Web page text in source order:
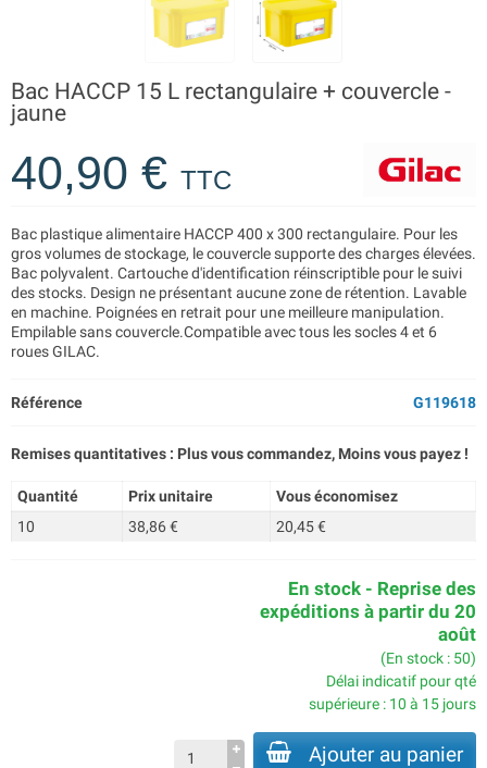
Bac HACCP 15 L rectangulaire + couvercle -
jaune
40,90 € TTC
Bac plastique alimentaire HACCP 400 x 300 rectangulaire. Pour les
gros volumes de stockage, le couvercle supporte des charges élevées.
Bac polyvalent. Cartouche d'identification réinscriptible pour le suivi
des stocks. Design ne présentant aucune zone de rétention. Lavable
en machine. Poignées en retrait pour une meilleure manipulation.
Empilable sans couvercle.Compatible avec tous les socles 4 et 6
roues GILAC.
Référence G119618
Remises quantitatives : Plus vous commandez, Moins vous payez !
Quantité Prix unitaire
Vous économisez
10
38,86 € 20,45 €
En stock - Reprise des
expéditions à partir du 20
août
(En stock : 50)
Délai indicatif pour qté
supérieure : 10 à 15 jours
Ajouter au panier